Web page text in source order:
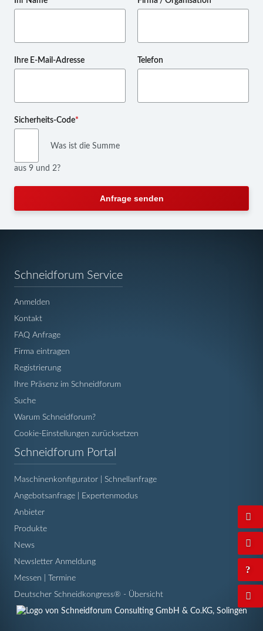
Ihre E-Mail-Adresse Telefon
Pflichtfeld
Sicherheits-Code*
Was ist die Summe
aus 9 und 2?
Anfrage senden
Schneidforum ServiceNavigation
Anmelden
Kontakt
FAQ Anfrage
Firma eintragen
Registrierung
Ihre Präsenz im Schneidforum
Suche
Warum Schneidforum?
Cookie-Einstellungen zurücksetzen
Schneidforum Portal
Maschinenkonfigurator | Schnellanfrage
Angebotsanfrage | Expertenmodus
Anbieter
Produkte
News
Newsletter Anmeldung
Messen | Termine
Deutscher Schneidkongress® - Übersicht